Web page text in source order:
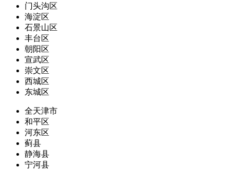
门头沟区
海淀区
石景山区
丰台区
朝阳区
宣武区
崇文区
西城区
东城区
全天津市
和平区
河东区
蓟县
静海县
宁河县